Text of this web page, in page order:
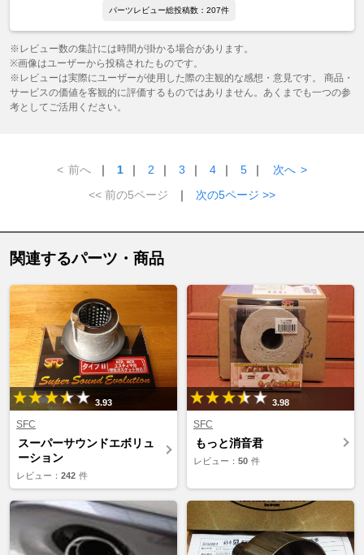
パーツレビュー総投稿数：207件
※レビュー数の集計には時間が掛かる場合があります。
※画像はユーザーから投稿されたものです。
※レビューは実際にユーザーが使用した際の主観的な感想・意見です。 商品・
サービスの価値を客観的に評価するものではありません。あくまでも一つの参
考としてご活用ください。
< 前へ ｜ 1 ｜ 2 ｜ 3 ｜ 4 ｜ 5 ｜ 次へ >
<< 前の5ページ
｜ 次の5ページ >>
関連するパーツ・商品
3.93
SFC
スーパーサウンドエボリュ
ーション
レビュー： 242 件
3.98
SFC
もっと消音君
レビュー： 50 件